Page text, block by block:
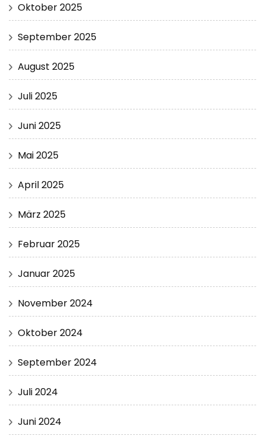
Oktober 2025
September 2025
August 2025
Juli 2025
Juni 2025
Mai 2025
April 2025
März 2025
Februar 2025
Januar 2025
November 2024
Oktober 2024
September 2024
Juli 2024
Juni 2024